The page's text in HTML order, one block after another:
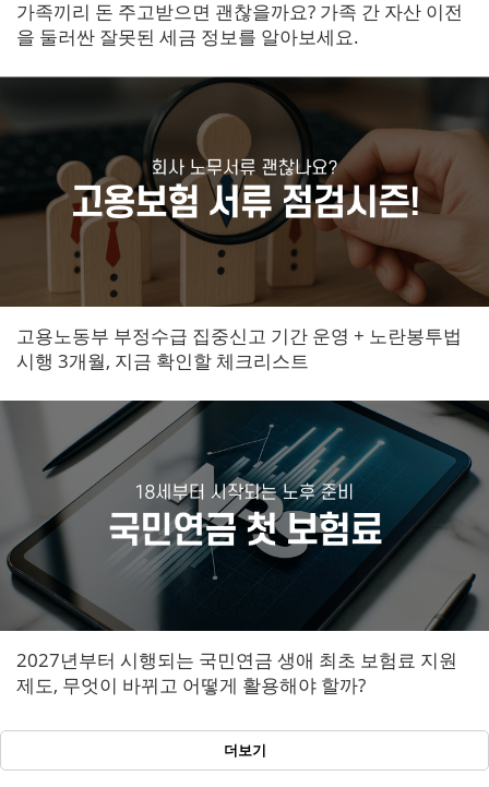
가족끼리 돈 주고받으면 괜찮을까요? 가족 간 자산 이전
을 둘러싼 잘못된 세금 정보를 알아보세요.
고용노동부 부정수급 집중신고 기간 운영 + 노란봉투법
시행 3개월, 지금 확인할 체크리스트
2027년부터 시행되는 국민연금 생애 최초 보험료 지원
제도, 무엇이 바뀌고 어떻게 활용해야 할까?
더보기